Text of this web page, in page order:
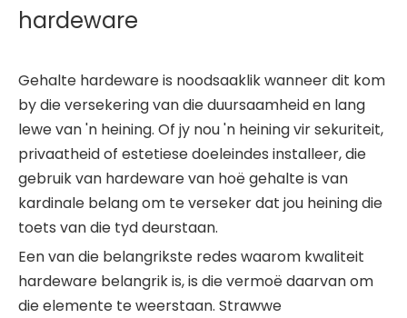
hardeware
Gehalte hardeware is noodsaaklik wanneer dit kom
by die versekering van die duursaamheid en lang
lewe van 'n heining. Of jy nou 'n heining vir sekuriteit,
privaatheid of estetiese doeleindes installeer, die
gebruik van hardeware van hoë gehalte is van
kardinale belang om te verseker dat jou heining die
toets van die tyd deurstaan.
Een van die belangrikste redes waarom kwaliteit
hardeware belangrik is, is die vermoë daarvan om
die elemente te weerstaan. Strawwe